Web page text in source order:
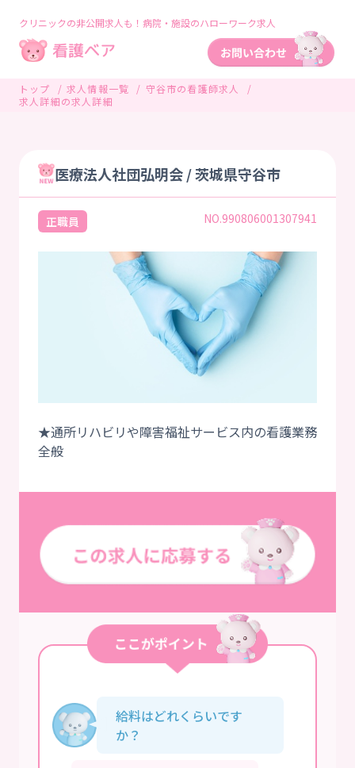
クリニックの非公開求人も！病院・施設のハローワーク求人
トップ 求人情報一覧
守谷市の看護師求人
求人詳細の求人詳細
医療法人社団弘明会 / 茨城県守谷市
正職員 NO.990806001307941
★通所リハビリや障害福祉サービス内の看護業務
給料はどれくらいです
か？